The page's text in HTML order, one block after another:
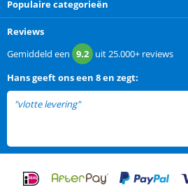
Populaire categorieën
Reviews
Gemiddeld een 9.2 uit25.000+ reviews
Hansgeeft ons een 8 en zegt:
"vlotte levering"